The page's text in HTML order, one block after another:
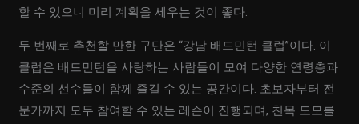
할 수 있으니 미리 계획을 세우는 것이 좋다.
두 번째로 추천할 만한 구단은 “강남 배드민턴 클럽”이다. 이
클럽은 배드민턴을 사랑하는 사람들이 모여 다양한 연령층과
수준의 선수들이 함께 즐길 수 있는 공간이다. 초보자부터 전
문가까지 모두 참여할 수 있는 레슨이 진행되며, 친목 도모를